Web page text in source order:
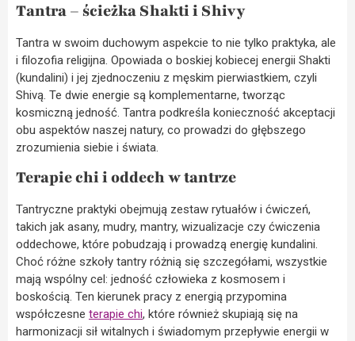
Tantra – ścieżka Shakti i Shivy
Tantra w swoim duchowym aspekcie to nie tylko praktyka, ale
i filozofia religijna. Opowiada o boskiej kobiecej energii Shakti
(kundalini) i jej zjednoczeniu z męskim pierwiastkiem, czyli
Shivą. Te dwie energie są komplementarne, tworząc
kosmiczną jedność. Tantra podkreśla konieczność akceptacji
obu aspektów naszej natury, co prowadzi do głębszego
zrozumienia siebie i świata.
Terapie chi i oddech w tantrze
Tantryczne praktyki obejmują zestaw rytuałów i ćwiczeń,
takich jak asany, mudry, mantry, wizualizacje czy ćwiczenia
oddechowe, które pobudzają i prowadzą energię kundalini.
Choć różne szkoły tantry różnią się szczegółami, wszystkie
mają wspólny cel: jedność człowieka z kosmosem i
boskością. Ten kierunek pracy z energią przypomina
współczesne terapie chi, które również skupiają się na
harmonizacji sił witalnych i świadomym przepływie energii w